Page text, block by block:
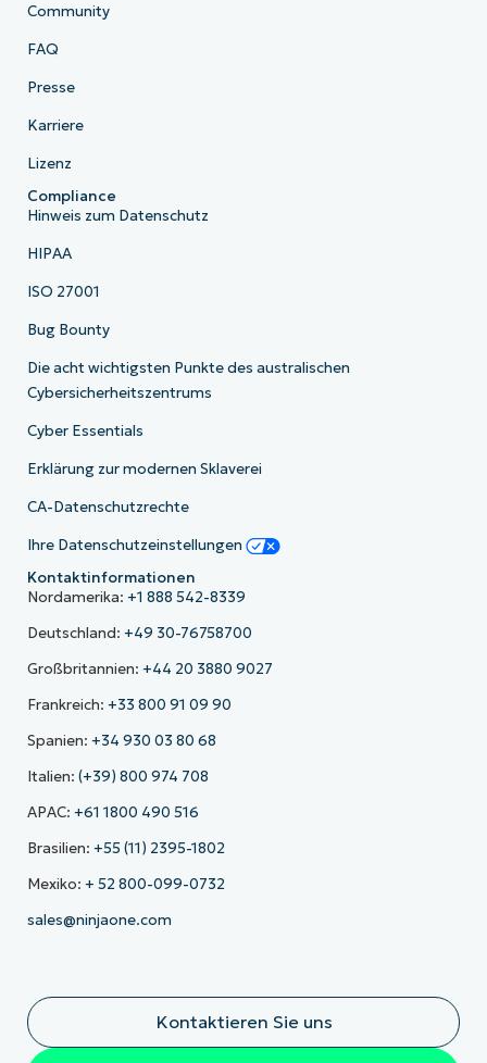
Community
FAQ
Presse
Karriere
Lizenz
Compliance
Hinweis zum Datenschutz
HIPAA
ISO 27001
Bug Bounty
Die acht wichtigsten Punkte des australischen
Cybersicherheitszentrums
Cyber Essentials
Erklärung zur modernen Sklaverei
CA-Datenschutzrechte
Ihre Datenschutzeinstellungen
Kontaktinformationen
Nordamerika: +1 888 542-8339
Deutschland: +49 30-76758700
Großbritannien: +44 20 3880 9027
Frankreich: +33 800 91 09 90
Spanien: +34 930 03 80 68
Italien: (+39) 800 974 708
APAC: +61 1800 490 516
Brasilien: +55 (11) 2395-1802
Mexiko: + 52 800-099-0732
sales@ninjaone.com
Kontaktieren Sie uns